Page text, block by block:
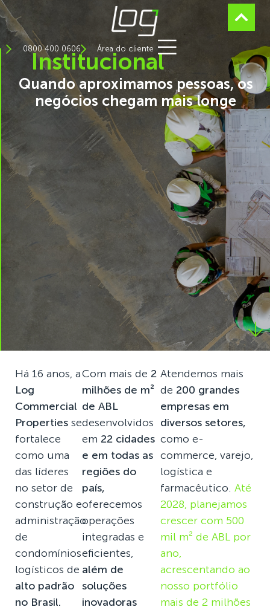
0800 400 0606 Área do cliente
Institucional
Quando aproximamos pessoas, os
negócios chegam mais longe
Há 16 anos, a
Log
Commercial
Properties se
fortalece
como uma
das líderes
no setor de
construção e
administração
de
condomínios
logísticos de
alto padrão
no Brasil.
Com mais de 2
milhões de m²
de ABL
desenvolvidos
em 22 cidades
e em todas as
regiões do
país,
oferecemos
operações
integradas e
eficientes,
além de
soluções
inovadoras
Atendemos mais
de 200 grandes
empresas em
diversos setores,
como e-
commerce, varejo,
logística e
farmacêutico. Até
2028, planejamos
crescer com 500
mil m² de ABL por
ano,
acrescentando ao
nosso portfólio
mais de 2 milhões